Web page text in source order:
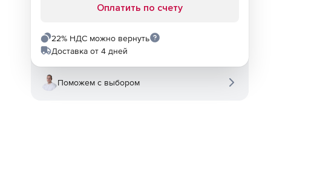
Оплатить по счету
22% НДС можно вернуть
Доставка от 4 дней
Поможем с выбором